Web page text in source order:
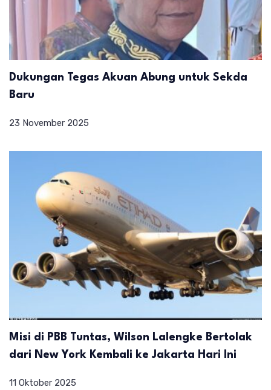
Dukungan Tegas Akuan Abung untuk Sekda
Baru
23 November 2025
Misi di PBB Tuntas, Wilson Lalengke Bertolak
dari New York Kembali ke Jakarta Hari Ini
11 Oktober 2025